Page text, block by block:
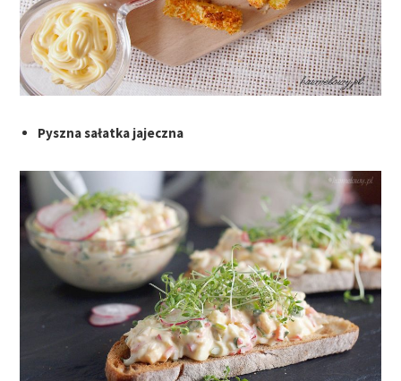
Pyszna sałatka jajeczna